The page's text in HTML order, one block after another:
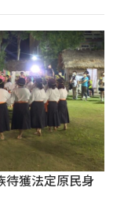
待獲法定原民身